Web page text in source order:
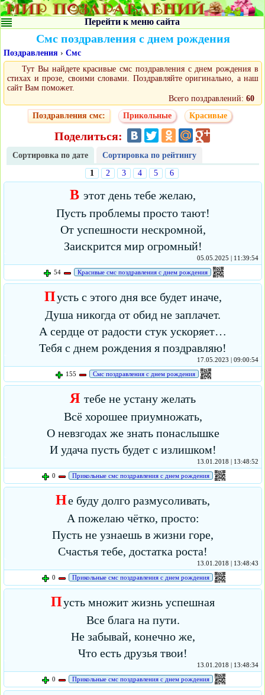
Перейти к меню сайта
Смс поздравления с днем рождения
Поздравления › Смс
Тут Вы найдете красивые смс поздравления с днем рождения в
стихах и прозе, своими словами. Поздравляйте оригинально, а наш
сайт Вам поможет.
Всего поздравлений: 60
Поздравления смс:
Прикольные Красивые
Поделиться:
Сортировка по дате
Сортировка по рейтингу
1
2 3 4 5 6
В этот день тебе желаю,
Пусть проблемы просто тают!
От успешности нескромной,
Заискрится мир огромный!
05.05.2025 | 11:39:54
54
Красивые смс поздравления с днем рождения
Пусть с этого дня все будет иначе,
Душа никогда от обид не заплачет.
А сердце от радости стук ускоряет…
Тебя с днем рождения я поздравляю!
17.05.2023 | 09:00:54
155
Смс поздравления с днем рождения
Я тебе не устану желать
Всё хорошее приумножать,
О невзгодах же знать понаслышке
И удача пусть будет с излишком!
13.01.2018 | 13:48:52
0
Прикольные смс поздравления с днем рождения
Не буду долго размусоливать,
А пожелаю чётко, просто:
Пусть не узнаешь в жизни горе,
Счастья тебе, достатка роста!
13.01.2018 | 13:48:43
0
Прикольные смс поздравления с днем рождения
Пусть множит жизнь успешная
Все блага на пути.
Не забывай, конечно же,
Что есть друзья твои!
13.01.2018 | 13:48:34
0
Прикольные смс поздравления с днем рождения